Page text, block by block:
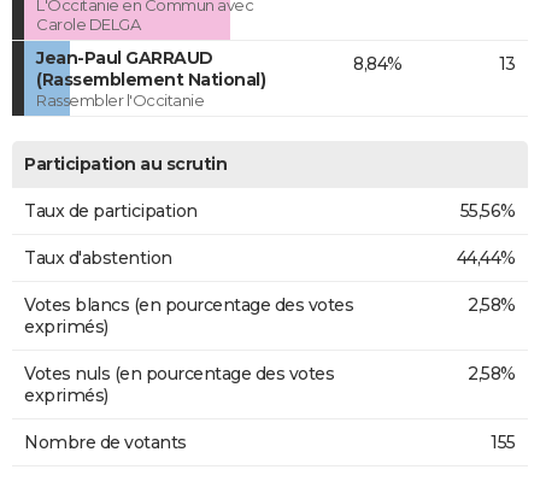
L'Occitanie en Commun avec
Carole DELGA
Jean-Paul GARRAUD
(Rassemblement National)
Rassembler l'Occitanie
8,84% 13
Participation au scrutin
Taux de participation 55,56%
Taux d'abstention 44,44%
Votes blancs (en pourcentage des votes
exprimés)
2,58%
Votes nuls (en pourcentage des votes
exprimés)
2,58%
Nombre de votants 155